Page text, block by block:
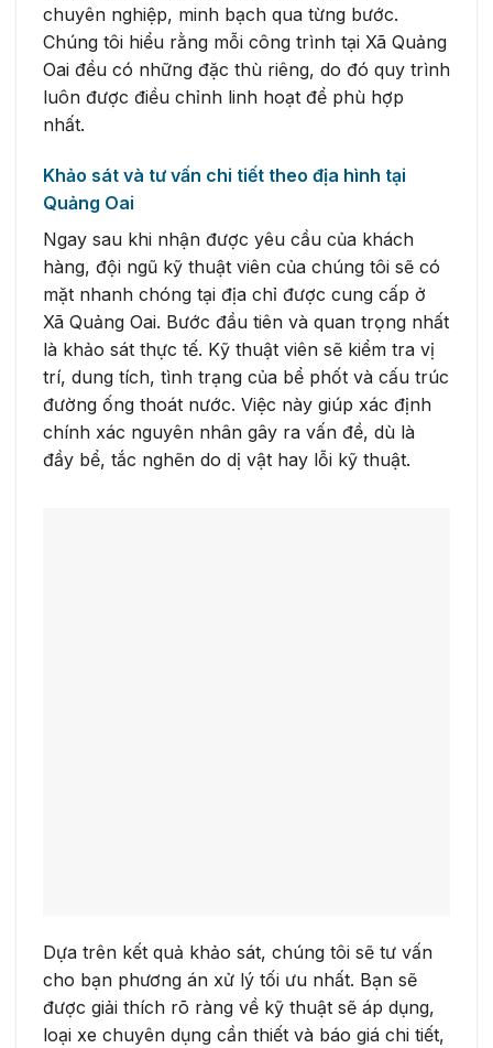
chuyên nghiệp, minh bạch qua từng bước.
Chúng tôi hiểu rằng mỗi công trình tại Xã Quảng
Oai đều có những đặc thù riêng, do đó quy trình
luôn được điều chỉnh linh hoạt để phù hợp
nhất.
Khảo sát và tư vấn chi tiết theo địa hình tại
Quảng Oai
Ngay sau khi nhận được yêu cầu của khách
hàng, đội ngũ kỹ thuật viên của chúng tôi sẽ có
mặt nhanh chóng tại địa chỉ được cung cấp ở
Xã Quảng Oai. Bước đầu tiên và quan trọng nhất
là khảo sát thực tế. Kỹ thuật viên sẽ kiểm tra vị
trí, dung tích, tình trạng của bể phốt và cấu trúc
đường ống thoát nước. Việc này giúp xác định
chính xác nguyên nhân gây ra vấn đề, dù là
đầy bể, tắc nghẽn do dị vật hay lỗi kỹ thuật.
Dựa trên kết quả khảo sát, chúng tôi sẽ tư vấn
cho bạn phương án xử lý tối ưu nhất. Bạn sẽ
được giải thích rõ ràng về kỹ thuật sẽ áp dụng,
loại xe chuyên dụng cần thiết và báo giá chi tiết,